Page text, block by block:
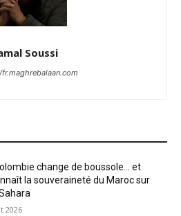
Soussi
change de boussole… et
la souveraineté du Maroc sur
2026